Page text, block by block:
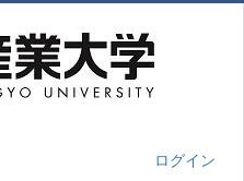
ログイン